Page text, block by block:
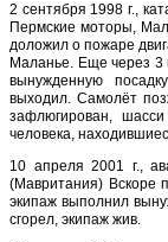
2 сентября 1998 г.,
Пермские моторы,
доложил о пожаре
Маланье. Еще через 3
вынужденную
выходил. Самолёт
зафлюгирован,
человека,
10 апреля 2001 г.,
(Мавритания) Вскоре
экипаж выполнил
сгорел, экипаж жив.